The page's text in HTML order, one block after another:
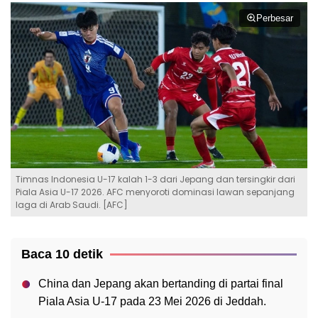
Perbesar
Timnas Indonesia U-17 kalah 1-3 dari Jepang dan tersingkir dari
Piala Asia U-17 2026. AFC menyoroti dominasi lawan sepanjang
laga di Arab Saudi. [AFC]
Baca 10 detik
China dan Jepang akan bertanding di partai final
Piala Asia U-17 pada 23 Mei 2026 di Jeddah.